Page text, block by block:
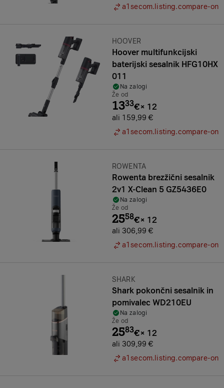
a1secom.listing.compare-on
Znamka:
HOOVER
Hoover multifunkcijski
baterijski sesalnik HFG10HX
011
Na zalogi
Že od
1333€× 12
ali 159,99 €
a1secom.listing.compare-on
Znamka:
ROWENTA
Rowenta brezžični sesalnik
2v1 X-Clean 5 GZ5436E0
Na zalogi
Že od
2558€× 12
ali 306,99 €
a1secom.listing.compare-on
Znamka:
SHARK
Shark pokončni sesalnik in
pomivalec WD210EU
Na zalogi
Že od
2583€× 12
ali 309,99 €
a1secom.listing.compare-on